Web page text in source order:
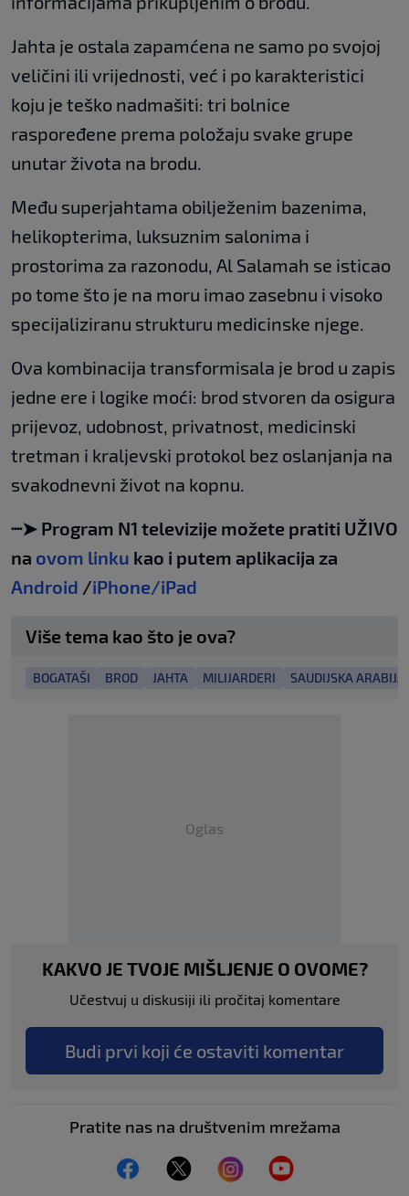
Jahta je ostala zapamćena ne samo po svojoj
veličini ili vrijednosti, već i po karakteristici
koju je teško nadmašiti: tri bolnice
raspoređene prema položaju svake grupe
unutar života na brodu.
Među superjahtama obilježenim bazenima,
helikopterima, luksuznim salonima i
prostorima za razonodu, Al Salamah se isticao
po tome što je na moru imao zasebnu i visoko
specijaliziranu strukturu medicinske njege.
Ova kombinacija transformisala je brod u zapis
jedne ere i logike moći: brod stvoren da osigura
prijevoz, udobnost, privatnost, medicinski
tretman i kraljevski protokol bez oslanjanja na
svakodnevni život na kopnu.
┈➤ Program N1 televizije možete pratiti UŽIVO
na ovom linku kao i putem aplikacija za
Android /iPhone/iPad
Više tema kao što je ova?
BOGATAŠI BROD JAHTA MILIJARDERI SAUDIJSKA ARABIJA
Oglas
KAKVO JE TVOJE MIŠLJENJE O OVOME?
Učestvuj u diskusiji ili pročitaj komentare
Budi prvi koji će ostaviti komentar
Pratite nas na društvenim mrežama